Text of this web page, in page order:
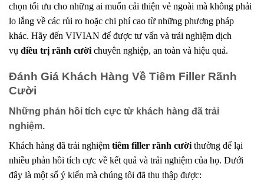
chọn tối ưu cho những ai muốn cải thiện vẻ ngoài mà không phải
lo lắng về các rủi ro hoặc chi phí cao từ những phương pháp
khác. Hãy đến VIVIAN để được tư vấn và trải nghiệm dịch
vụ điều trị rãnh cười chuyên nghiệp, an toàn và hiệu quả.
Đánh Giá Khách Hàng Về Tiêm Filler Rãnh
Cười
Những phản hồi tích cực từ khách hàng đã trải
nghiệm.
Khách hàng đã trải nghiệm tiêm filler rãnh cười thường để lại
nhiều phản hồi tích cực về kết quả và trải nghiệm của họ. Dưới
đây là một số ý kiến mà chúng tôi đã thu thập được: